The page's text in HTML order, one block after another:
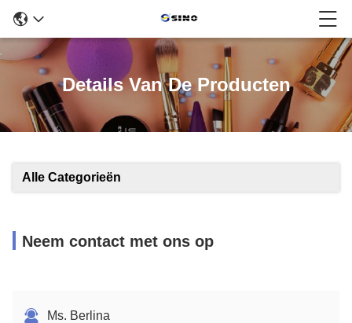
Details Van De Producten
Alle Categorieën
Neem contact met ons op
Ms. Berlina